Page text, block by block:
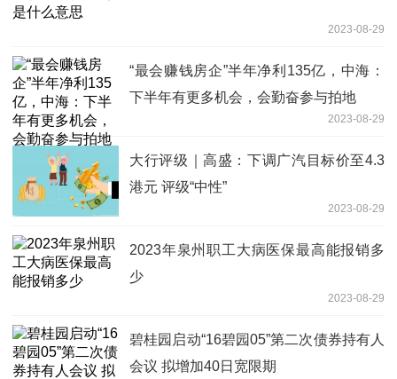
2023-08-29
“最会赚钱房企”半年净利135亿，中海：
下半年有更多机会，会勤奋参与拍地
2023-08-29
大行评级｜高盛：下调广汽目标价至4.3
港元 评级“中性”
2023-08-29
2023年泉州职工大病医保最高能报销多
少
2023-08-29
碧桂园启动“16碧园05”第二次债券持有人
会议 拟增加40日宽限期